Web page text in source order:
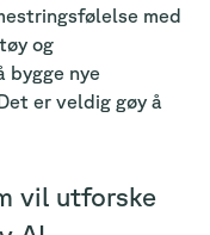
med
og
bygge nye
er veldig gøy å
vil utforske